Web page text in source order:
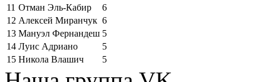
11 Отман Эль-Кабир
6
12 Алексей Миранчук 6
13 Мануэл Фернандеш 5
14 Луис Адриано
5
15 Никола Влашич 5